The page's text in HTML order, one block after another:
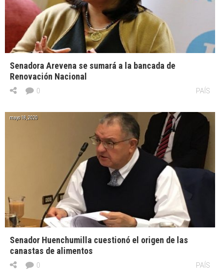
Senadora Arevena se sumará a la bancada de
Renovación Nacional
PAÍS
0
mayo 18, 2020
Senador Huenchumilla cuestionó el origen de las
canastas de alimentos
PAÍS
0